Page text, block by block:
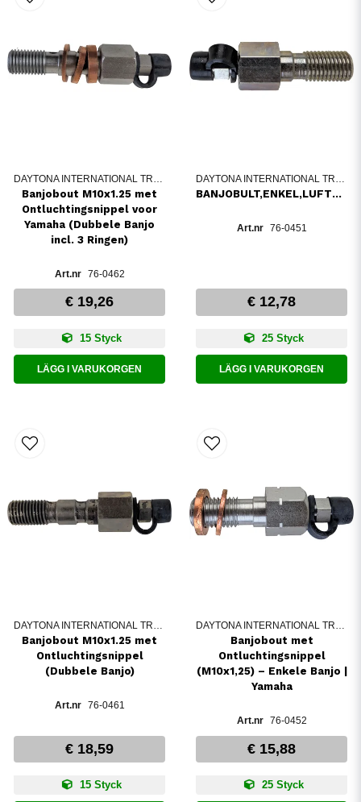
Banjobout M10x1.25 met
Ontluchtingsnippel voor
Yamaha (Dubbele Banjo
incl. 3 Ringen)
76-0462
€ 19,26
15 Styck
LÄGG I VARUKORGEN
BANJOBULT,ENKEL,LUFTD.M10x1,25
76-0451
€ 12,78
25 Styck
LÄGG I VARUKORGEN
DAYTONA INTERNATIONAL TRADING
Banjobout M10x1.25 met
Ontluchtingsnippel
(Dubbele Banjo)
76-0461
€ 18,59
15 Styck
DAYTONA INTERNATIONAL TRADING
Banjobout met
Ontluchtingsnippel
(M10x1,25) – Enkele Banjo |
Yamaha
76-0452
€ 15,88
25 Styck